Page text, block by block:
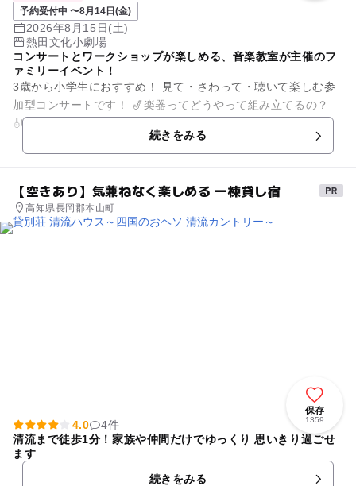
予約受付中 〜8月14日(金)
2026年8月15日(土)
熱田文化小劇場
コンサートとワークショップが楽しめる、音楽教室が主催のフ
ァミリーイベント！
3歳から小学生におすすめ！ 見て・さわって・聴いて楽しむ参
加型コンサートです！ 🎷楽器ってどうやって組み立てるの？
続きをみる
【空きあり】気兼ねなく楽しめる 一棟貸し宿
高知県長岡郡本山町
保存
1359
4.0
4件
清流まで徒歩1分！家族や仲間だけでゆっくり 思いきり過ごせ
ます
続きをみる